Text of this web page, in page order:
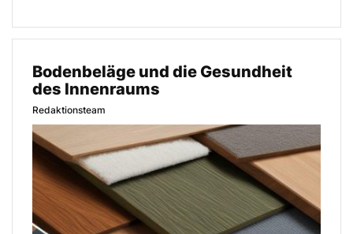
Bodenbeläge und die Gesundheit
des Innenraums
Redaktionsteam